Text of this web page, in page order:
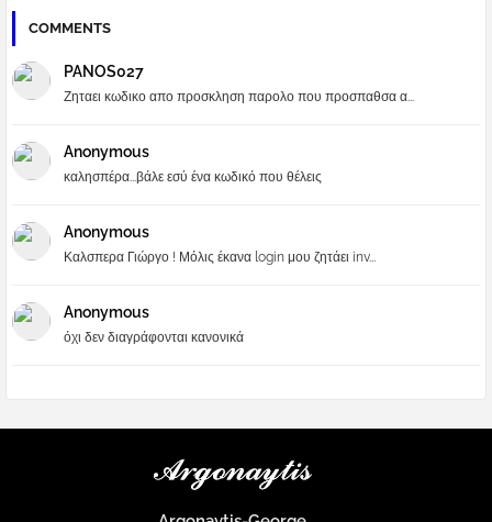
COMMENTS
PANOS027
Ζηταει κωδικο απο προσκληση παρολο που προσπαθσα α...
Anonymous
καλησπέρα...βάλε εσύ ένα κωδικό που θέλεις
Anonymous
Καλσπερα Γιώργο ! Μόλις έκανα login μου ζητάει inv...
Anonymous
όχι δεν διαγράφονται κανονικά